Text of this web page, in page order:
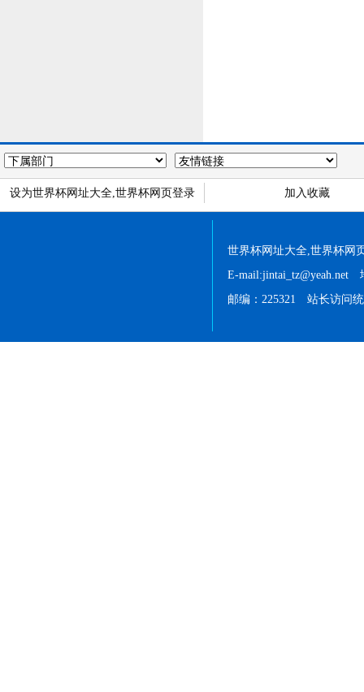
设为世界杯网址大全,世界杯网页登录 加入收藏
世界杯网址大全,世界杯网
E-mail:jintai_tz@yeah.net
邮编：225321 站长访问